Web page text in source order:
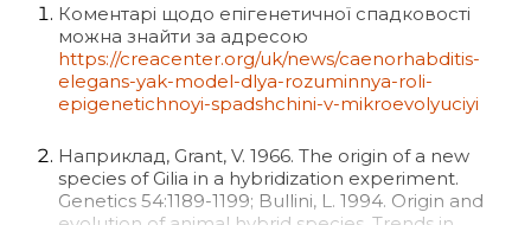
Коментарі щодо епігенетичної спадковості
можна знайти за адресою
https://creacenter.org/uk/news/caenorhabditis-
elegans-yak-model-dlya-rozuminnya-roli-
epigenetichnoyi-spadshchini-v-mikroevolyuciyi
Наприклад, Grant, V. 1966. The origin of a new
species of Gilia in a hybridization experiment.
Genetics 54:1189-1199; Bullini, L. 1994. Origin and